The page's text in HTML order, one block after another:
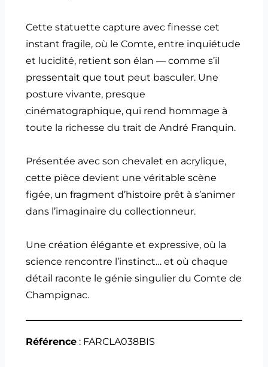
Cette statuette capture avec finesse cet
instant fragile, où le Comte, entre inquiétude
et lucidité, retient son élan — comme s’il
pressentait que tout peut basculer. Une
posture vivante, presque
cinématographique, qui rend hommage à
toute la richesse du trait de André Franquin.
Présentée avec son chevalet en acrylique,
cette pièce devient une véritable scène
figée, un fragment d’histoire prêt à s’animer
dans l’imaginaire du collectionneur.
Une création élégante et expressive, où la
science rencontre l’instinct… et où chaque
détail raconte le génie singulier du Comte de
Champignac.
Référence: FARCLA038BIS